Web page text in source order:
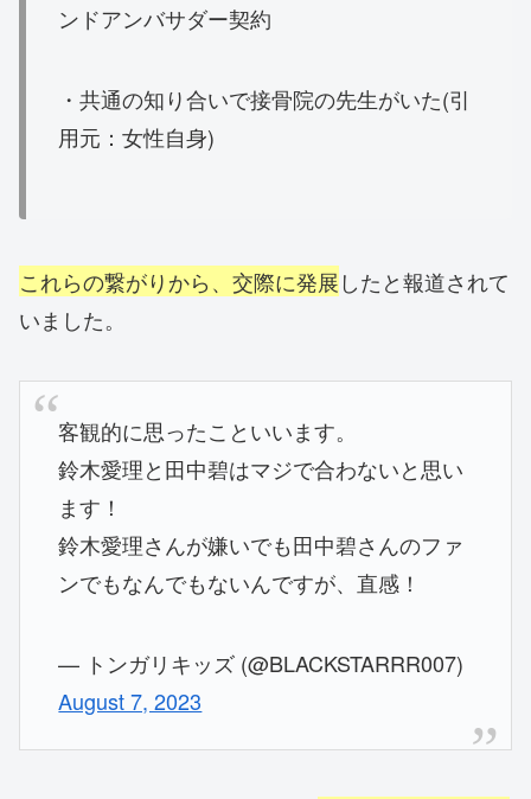
ンドアンバサダー契約
・共通の知り合いで接骨院の先生がいた(引
用元：女性自身)
これらの繋がりから、交際に発展したと報道されて
いました。
客観的に思ったこといいます。
鈴木愛理と田中碧はマジで合わないと思い
ます！
鈴木愛理さんが嫌いでも田中碧さんのファ
ンでもなんでもないんですが、直感！
— トンガリキッズ (@BLACKSTARRR007)
August 7, 2023